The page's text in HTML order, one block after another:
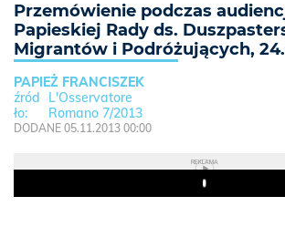
Przemówienie podczas
Papieskiej Rady ds.
Migrantów i Podróżujących,
PAPIEŻ FRANCISZEK
L'Osservatore
Romano 7/2013
DODANE 05.11.2013 00:00
REKLAMA
Play